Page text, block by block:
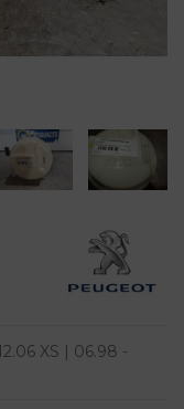
XS | 06.98 -